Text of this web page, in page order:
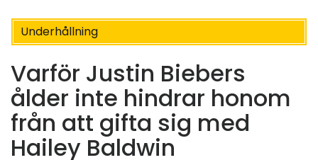
Underhållning
Varför Justin Biebers
ålder inte hindrar honom
från att gifta sig med
Hailey Baldwin